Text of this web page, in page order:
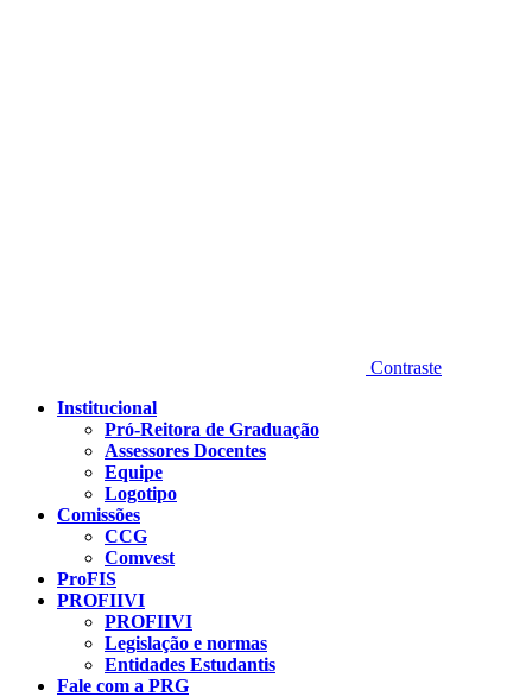
Contraste
Institucional
Pró-Reitora de Graduação
Assessores Docentes
Equipe
Logotipo
Comissões
CCG
Comvest
ProFIS
PROFIIVI
PROFIIVI
Legislação e normas
Entidades Estudantis
Fale com a PRG